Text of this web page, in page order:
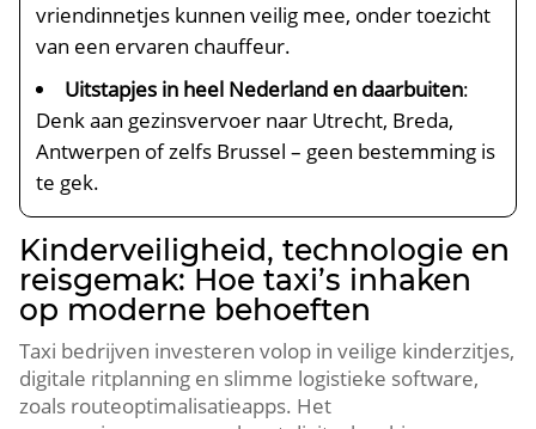
vriendinnetjes kunnen veilig mee, onder toezicht
van een ervaren chauffeur.
Uitstapjes in heel Nederland en daarbuiten:
Denk aan gezinsvervoer naar Utrecht, Breda,
Antwerpen of zelfs Brussel – geen bestemming is
te gek.
Kinderveiligheid, technologie en
reisgemak: Hoe taxi’s inhaken
op moderne behoeften
Taxi bedrijven investeren volop in veilige kinderzitjes,
digitale ritplanning en slimme logistieke software,
zoals routeoptimalisatieapps. Het